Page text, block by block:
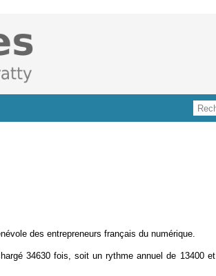
des entrepreneurs français du numérique.
34630 fois, soit un rythme annuel de 13400 et